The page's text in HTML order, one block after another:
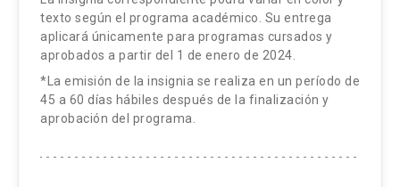
3.2 Sostenibilidad
formal de retiro más el 10% del valor del
programa* La solicitud de retiro debe realizarse a
la coordinación a cargo y hasta antes de que el
50% de la actividad se haya desarrollado
(Reglamento de alumno de Educación Continua).
En ambos casos la devolución, demorará cómo
texto según el programa académico. Su entrega
aplicará únicamente para programas cursados y
aprobados a partir del 1 de enero de 2024.
*La emisión de la insignia se realiza en un período de
45 a 60 días hábiles después de la finalización y
aprobación del programa.